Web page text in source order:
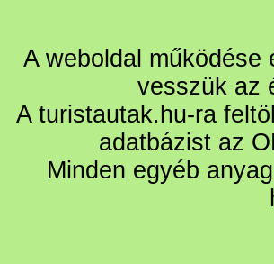
A weboldal
vesszük az
A turistautak.hu-ra
adatbázist az
Minden egyéb